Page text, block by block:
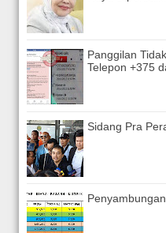
Panggilan
Telepon +375
Sidang Pra